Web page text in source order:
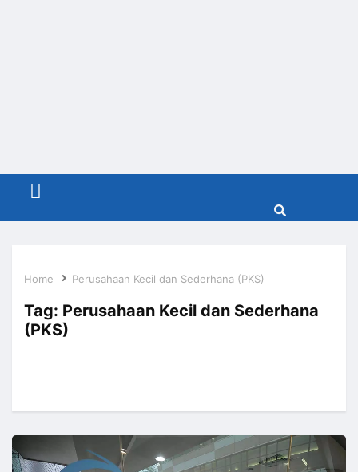
Menu
Home Perusahaan Kecil dan Sederhana (PKS)
Tag: Perusahaan Kecil dan Sederhana
(PKS)